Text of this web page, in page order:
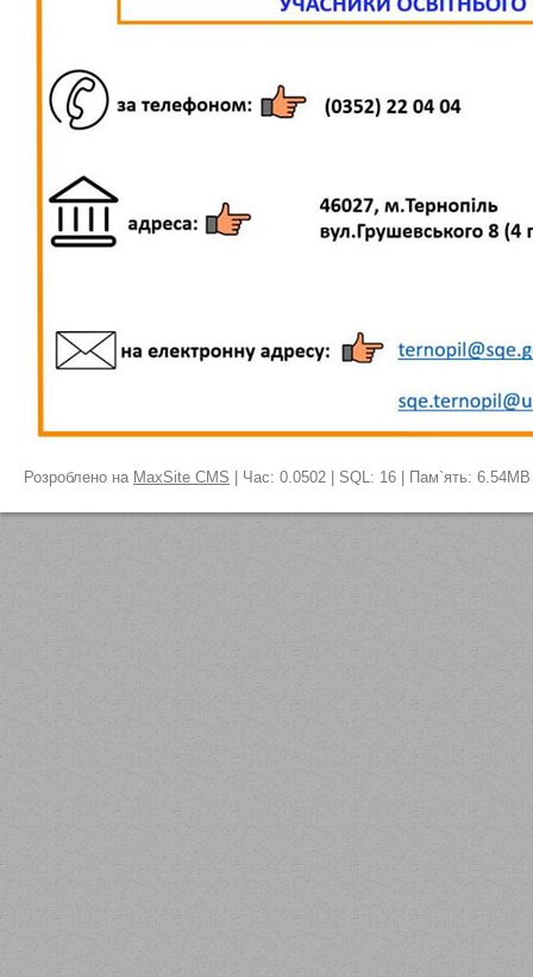
Розроблено на MaxSite CMS | Час: 0.0502 | SQL: 16 | Пам`ять: 6.54MB